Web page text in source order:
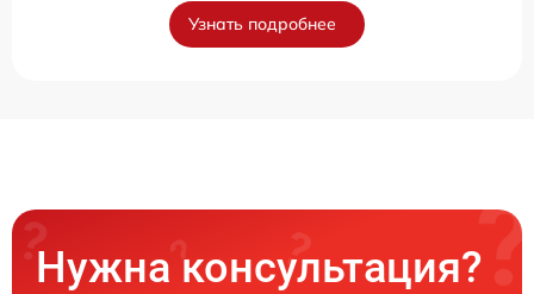
Узнать подробнее
Нужна консультация?